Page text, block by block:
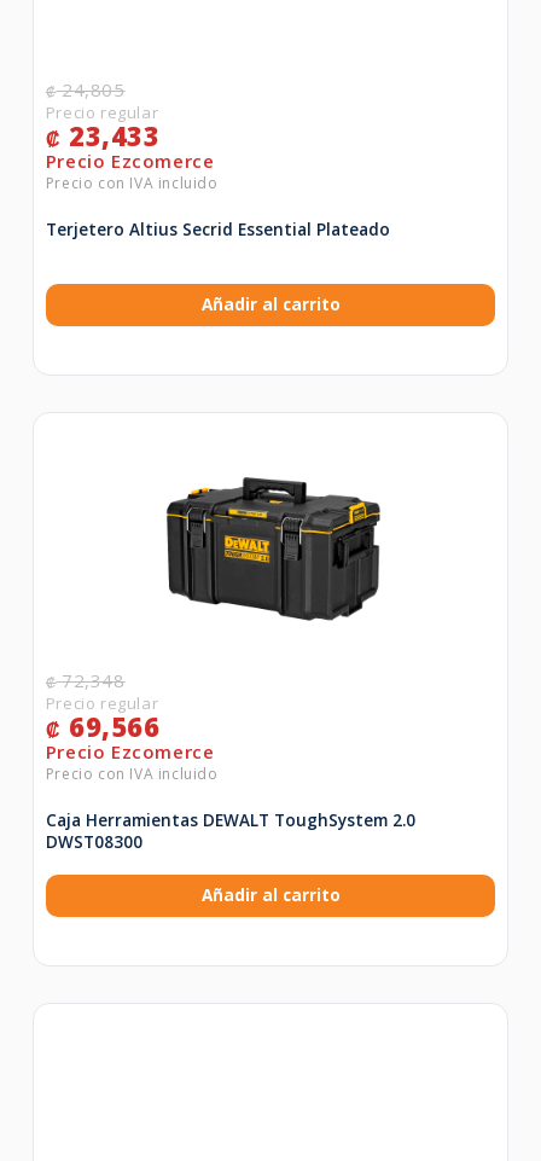
₡24,805
₡ 23,433
Terjetero Altius Secrid Essential Plateado
Añadir al carrito
₡72,348
₡ 69,566
Caja Herramientas DEWALT ToughSystem 2.0
DWST08300
Añadir al carrito